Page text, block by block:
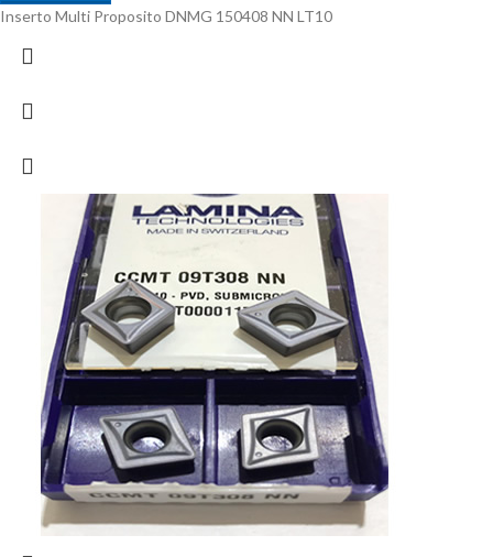
Inserto Multi Proposito DNMG 150408 NN LT10